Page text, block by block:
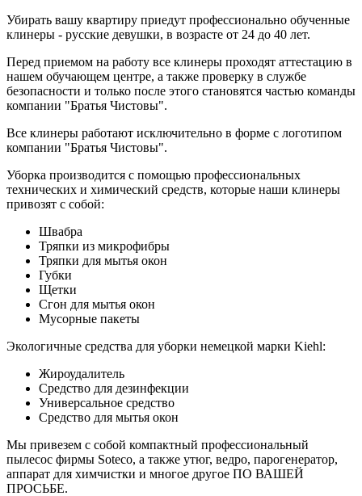
Убирать вашу квартиру приедут профессионально обученные
клинеры - русские девушки, в возрасте от 24 до 40 лет.
Перед приемом на работу все клинеры проходят аттестацию в
нашем обучающем центре, а также проверку в службе
безопасности и только после этого становятся частью команды
компании "Братья Чистовы".
Все клинеры работают исключительно в форме с логотипом
компании "Братья Чистовы".
Уборка производится с помощью профессиональных
технических и химический средств, которые наши клинеры
привозят с собой:
Швабра
Тряпки из микрофибры
Тряпки для мытья окон
Губки
Щетки
Сгон для мытья окон
Мусорные пакеты
Экологичные средства для уборки немецкой марки Kiehl:
Жироудалитель
Средство для дезинфекции
Универсальное средство
Средство для мытья окон
Мы привезем с собой компактный профессиональный
пылесос фирмы Soteco, а также утюг, ведро, парогенератор,
аппарат для химчистки и многое другое ПО ВАШЕЙ
ПРОСЬБЕ.